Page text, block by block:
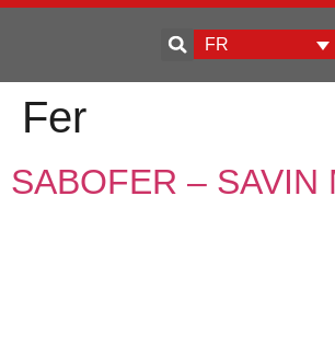
FR
Fer
SABOFER – SAVIN